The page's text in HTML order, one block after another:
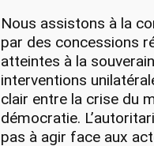
Nous assistons à la
par des concessions
atteintes à la
interventions
clair entre la crise du
démocratie.
pas à agir face aux